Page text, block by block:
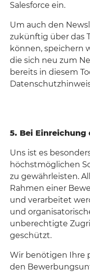
Salesforce ein.
Um auch den
zukünftig über das
können, speichern
die sich neu zum
bereits in diesem
5. Bei Einreichung
Uns ist es
höchstmöglichen
zu gewährleisten.
Rahmen einer
und verarbeitet
und
unberechtigte
geschützt.
Wir benötigen Ihre
den